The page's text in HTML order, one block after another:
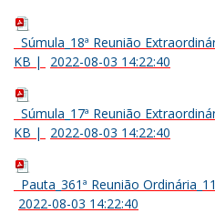
Súmula_18ª Reunião
KB | 2022-08-03 14:22:40
Súmula_17ª Reunião
KB | 2022-08-03 14:22:40
Pauta_361ª Reunião
2022-08-03 14:22:40